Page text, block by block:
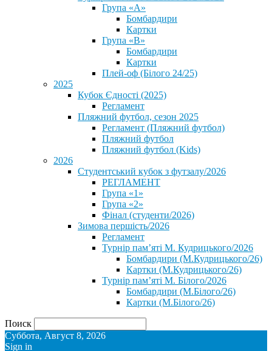
Група «А»
Бомбардири
Картки
Група «В»
Бомбардири
Картки
Плей-оф (Білого 24/25)
2025
Кубок Єдності (2025)
Регламент
Пляжний футбол, сезон 2025
Регламент (Пляжний футбол)
Пляжний футбол
Пляжний футбол (Kids)
2026
Студентський кубок з футзалу/2026
РЕГЛАМЕНТ
Група «1»
Група «2»
Фінал (студенти/2026)
⁨Зимова першість/2026⁩
Регламент
Турнір пам’яті М. Кудрицького/2026
Бомбардири (М.Кудрицького/26)
Картки (М.Кудрицького/26)
Турнір пам’яті М. Білого/2026
Бомбардири (М.Білого/26)
Картки (М.Білого/26)
Поиск
Суббота, Август 8, 2026
Sign in